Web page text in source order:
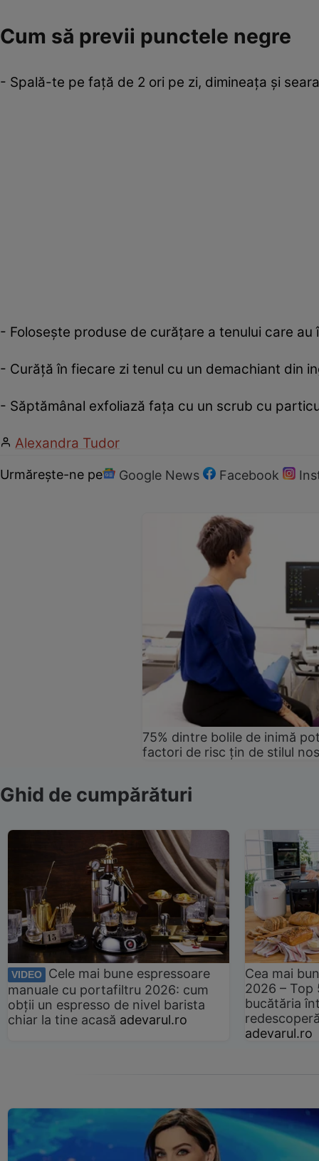
Cum să previi punctele negre
- Spală-te pe faţă de 2 ori pe zi, dimineaţa şi
- Foloseşte produse de curăţare a tenului care au
- Curăţă în fiecare zi tenul cu un demachiant din
- Săptămânal exfoliază faţa cu un scrub cu
Alexandra Tudor
Urmărește-ne pe Google News Facebook
75% dintre bolile de inimă
factori de risc țin de stilul
Ghid de cumpărături
VIDEO
Cele mai bune espressoare
manuale cu portafiltru 2026: cum
obții un espresso de nivel barista
chiar la tine acasă adevarul.ro
Cea mai
2026 –
bucătăria
adevarul.ro